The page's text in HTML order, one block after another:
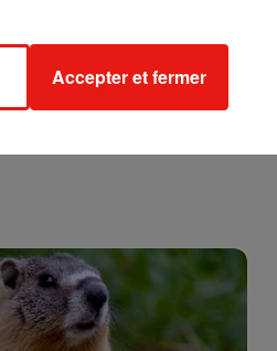
Accepter et fermer